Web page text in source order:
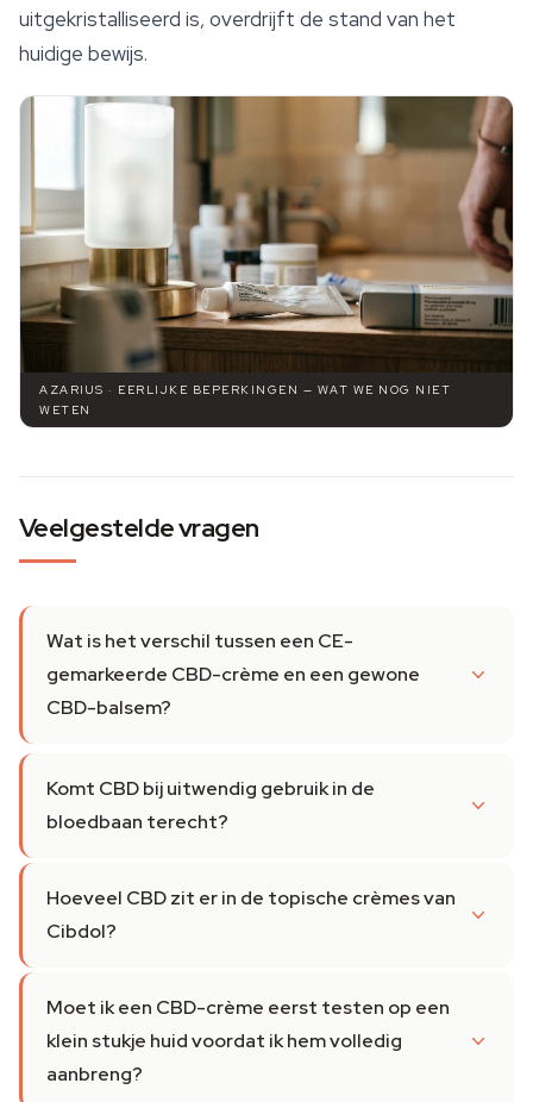
uitgekristalliseerd is, overdrijft de stand van het
huidige bewijs.
AZARIUS · EERLIJKE BEPERKINGEN — WAT WE NOG NIET
WETEN
Veelgestelde vragen
Wat is het verschil tussen een CE-
gemarkeerde CBD-crème en een gewone
CBD-balsem?
Komt CBD bij uitwendig gebruik in de
bloedbaan terecht?
Hoeveel CBD zit er in de topische crèmes van
Cibdol?
Moet ik een CBD-crème eerst testen op een
klein stukje huid voordat ik hem volledig
aanbreng?